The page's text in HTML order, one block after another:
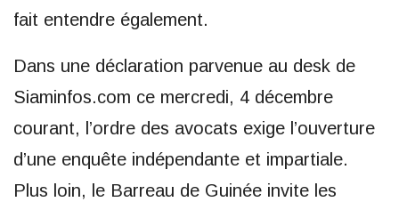
fait entendre également.
Dans une déclaration parvenue au desk de
Siaminfos.com ce mercredi, 4 décembre
courant, l’ordre des avocats exige l’ouverture
d’une enquête indépendante et impartiale.
Plus loin, le Barreau de Guinée invite les